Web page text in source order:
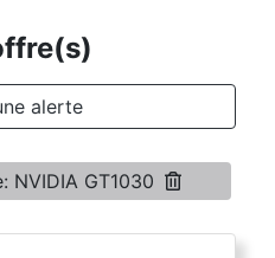
alerte
NVIDIA GT1030